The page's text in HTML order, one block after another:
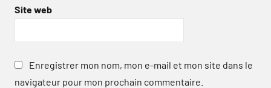
Site web
Enregistrer mon nom, mon e-mail et mon site dans le
navigateur pour mon prochain commentaire.